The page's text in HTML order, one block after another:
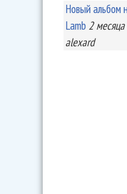
Новый альбом
Lamb 2
alexard